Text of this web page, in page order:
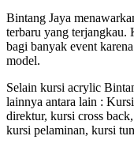
Bintang Jaya
terbaru yang
bagi banyak event
model.
Selain kursi acrylic
lainnya antara lain :
direktur, kursi cross
kursi pelaminan, kursi